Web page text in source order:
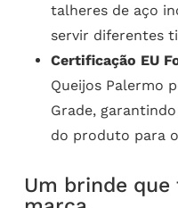
talheres de aço
servir diferentes
Certificação EU
Queijos Palermo
Grade,
do produto para
Um brinde